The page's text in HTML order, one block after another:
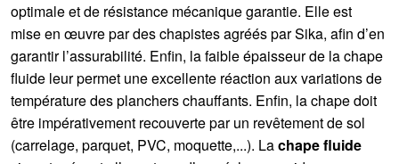
optimale et de résistance mécanique garantie. Elle est
mise en œuvre par des chapistes agréés par Sika, afin d’en
garantir l’assurabilité. Enfin, la faible épaisseur de la chape
fluide leur permet une excellente réaction aux variations de
température des planchers chauffants. Enfin, la chape doit
être impérativement recouverte par un revêtement de sol
(carrelage, parquet, PVC, moquette,...). Lachape fluide